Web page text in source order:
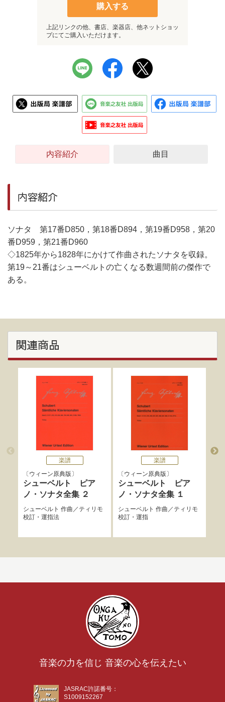
購入する
上記リンクの他、書店、楽器店、他ネットショッ
プにてご購入いただけます。
内容紹介 曲目
内容紹介
ソナタ 第17番D850，第18番D894，第19番D958，第20
番D959，第21番D960
◇1825年から1828年にかけて作曲されたソナタを収録。
第19～21番はシューベルトの亡くなる数週間前の傑作で
ある。
関連商品
楽譜
ウィーン原典版
シューベルト ピア
ノ・ソナタ全集 ２
シューベルト 作曲／ ティリモ
校訂・運指法
楽譜
ウィーン原典版
シューベルト ピア
ノ・ソナタ全集 １
シューベルト 作曲／ ティリモ
校訂・運指
音楽の力を信じ 音楽の心を伝えたい
JASRAC許諾番号：
S1009152267